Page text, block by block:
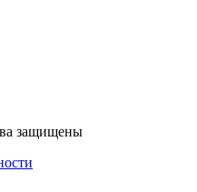
защищены